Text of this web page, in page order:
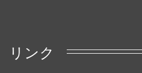
リンク